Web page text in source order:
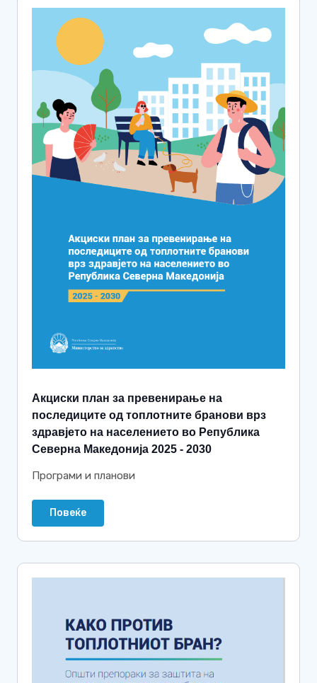
Акциски план за превенирање на
последиците од топлотните бранови врз
здравјето на населението во Република
Северна Македонија 2025 - 2030
Програми и планови
Повеќе